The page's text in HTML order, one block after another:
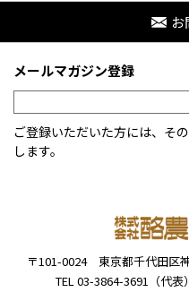
〒101-0024 東京都千代田区
TEL 03-3864-3691（代表）
メールマガジン登録
ご登録いただいた方には、そ
します。